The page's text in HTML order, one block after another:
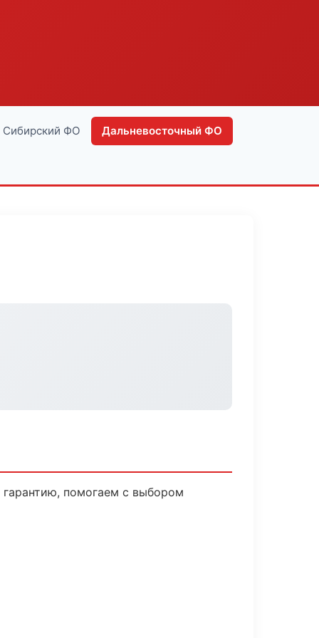
Сибирский ФО Дальневосточный ФО
гарантию, помогаем с выбором